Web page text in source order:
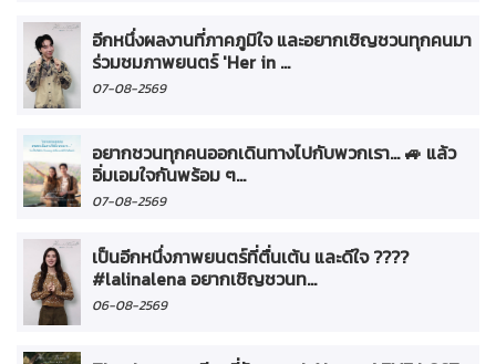
อีกหนึ่งผลงานที่ภาคภูมิใจ และอยากเชิญชวนทุกคนมา
ร่วมชมภาพยนตร์ 'Her in ...
07-08-2569
อยากชวนทุกคนออกเดินทางไปกับพวกเรา... 🚙 แล้ว
อิ่มเอมใจกันพร้อม ๆ...
07-08-2569
เป็นอีกหนึ่งภาพยนตร์ที่ตื่นเต้น และดีใจ ????
#lalinalena อยากเชิญชวนท...
06-08-2569